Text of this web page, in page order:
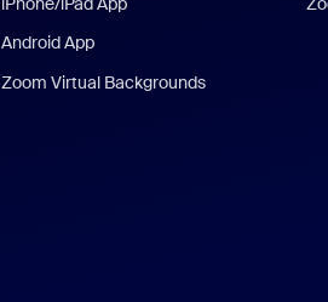
Android App
Zoom Virtual Backgrounds